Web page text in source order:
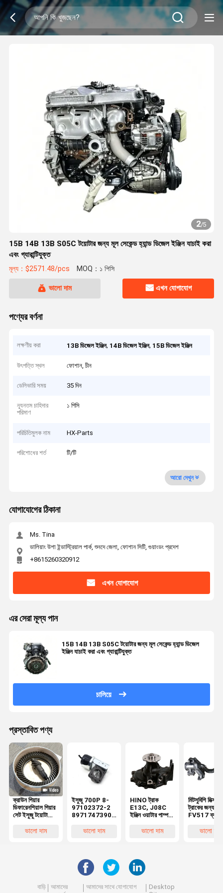
2/5
15B 14B 13B S05C টয়োটার জন্য মূল সেকেন্ড হ্যান্ড ডিজেল ইঞ্জিন যাচাই করা
এবং গ্যারান্টিযুক্ত
মূল্য：$2571.48/pcs MOQ：১ পিসি
ভালো দাম এখন যোগাযোগ
পণ্যের বর্ণনা
লক্ষণীয় করা 13B ডিজেল ইঞ্জিন, 14B ডিজেল ইঞ্জিন, 15B ডিজেল ইঞ্জিন
উৎপত্তি স্থল ফোশান, চীন
ডেলিভারি সময় 35 দিন
ন্যূনতম চাহিদার
পরিমাণ
১ পিসি
পরিচিতিমুলক নাম HX-Parts
পরিশোধের শর্ত টি/টি
আরো দেখুন
যোগাযোগের ঠিকানা
Ms. Tina
ডালিয়াং উশা ইন্ডাস্ট্রিয়াল পার্ক, শুনদে জেলা, ফোশান সিটি, গুয়াংডং প্রদেশ
+8615260320912
এখন যোগাযোগ
এর সেরা মূল্য পান
15B 14B 13B S05C টয়োটার জন্য মূল সেকেন্ড হ্যান্ড ডিজেল
ইঞ্জিন যাচাই করা এবং গ্যারান্টিযুক্ত
চালিয়ে
প্রস্তাবিত পণ্য
ক্রাউন গিয়ার
ডিফারেনশিয়াল গিয়ার
সেট ইসুজু টয়োটা
41201-80204
ভালো দাম
ইসুজু 700P 8-
97102372-2
8971747390
8980566740
ভালো দাম
HINO ট্রাক
E13C, J08C
ইঞ্জিন ওয়াটার পাম্প
161003647
ভালো দাম
মিটসুবিশি মিক্সার
ট্রাকের জন্য
FV517
MC095604
ভালো দাম
বাড়ি
আমাদের
আমাদের সাথে যোগাযোগ
Desktop